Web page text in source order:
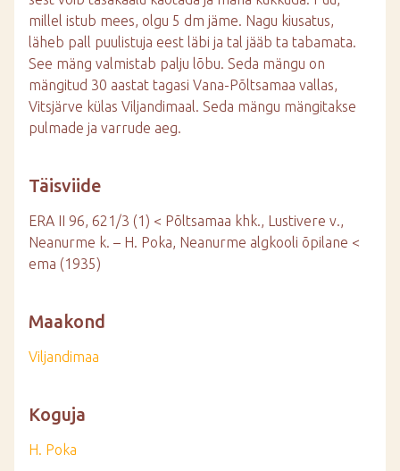
millel istub mees, olgu 5 dm jäme. Nagu kiusatus,
läheb pall puulistuja eest läbi ja tal jääb ta tabamata.
See mäng valmistab palju lõbu. Seda mängu on
mängitud 30 aastat tagasi Vana-Põltsamaa vallas,
Vitsjärve külas Viljandimaal. Seda mängu mängitakse
pulmade ja varrude aeg.
Täisviide
ERA II 96, 621/3 (1) < Põltsamaa khk., Lustivere v.,
Neanurme k. – H. Poka, Neanurme algkooli õpilane <
ema (1935)
Maakond
Viljandimaa
Koguja
H. Poka